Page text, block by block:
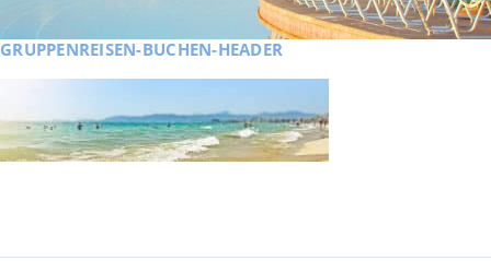
GRUPPENREISEN-BUCHEN-HEADER